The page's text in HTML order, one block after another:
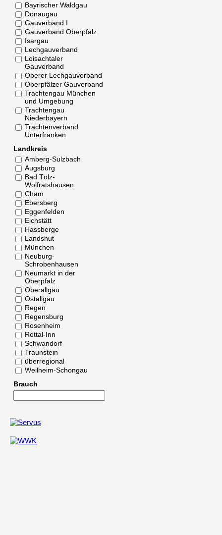
Bayrischer Waldgau
Donaugau
Gauverband I
Gauverband Oberpfalz
Isargau
Lechgauverband
Loisachtaler
Gauverband
Oberer Lechgauverband
Oberpfälzer Gauverband
Trachtengau München
und Umgebung
Trachtengau
Niederbayern
Trachtenverband
Unterfranken
Landkreis
Amberg-Sulzbach
Augsburg
Bad Tölz-
Wolfratshausen
Cham
Ebersberg
Eggenfelden
Eichstätt
Hassberge
Landshut
München
Neuburg-
Schrobenhausen
Neumarkt in der
Oberpfalz
Oberallgäu
Ostallgäu
Regen
Regensburg
Rosenheim
Rottal-Inn
Schwandorf
Traunstein
überregional
Weilheim-Schongau
Brauch